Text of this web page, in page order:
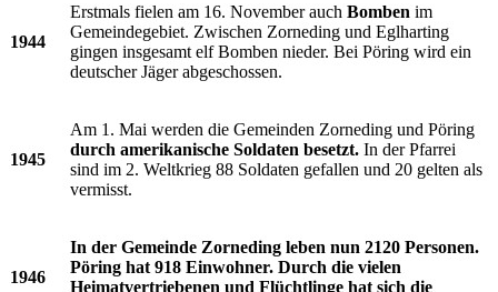
1944
Erstmals fielen am 16. November auch Bomben im
Gemeindegebiet. Zwischen Zorneding und Eglharting
gingen insgesamt elf Bomben nieder. Bei Pöring wird ein
deutscher Jäger abgeschossen.
1945
Am 1. Mai werden die Gemeinden Zorneding und Pöring
durch amerikanische Soldaten besetzt. In der Pfarrei
sind im 2. Weltkrieg 88 Soldaten gefallen und 20 gelten als
vermisst.
1946
In der Gemeinde Zorneding leben nun 2120 Personen.
Pöring hat 918 Einwohner. Durch die vielen
Heimatvertriebenen und Flüchtlinge hat sich die